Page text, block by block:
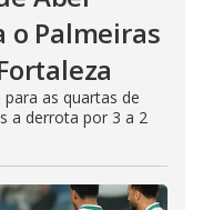
o Palmeiras
as quartas de
a derrota por 3 a 2